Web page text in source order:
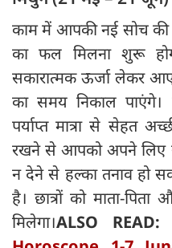
काम में आपकी नई सोच की
का फल मिलना शुरू
सकारात्मक ऊर्जा लेकर
का समय निकाल पाएंगे।
पर्याप्त मात्रा से सेहत
रखने से आपको अपने लिए
न देने से हल्का तनाव हो
है। छात्रों को माता-
मिलेगा।ALSO READ: